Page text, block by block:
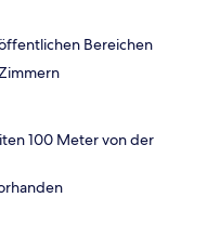
Bereichen
100 Meter von der